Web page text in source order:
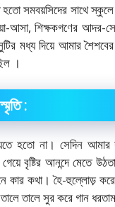
সমবয়সিদের সাথে
আসা, শিক্ষকগণের আদর-
মধ্য দিয়ে আমার
।
:
হতাে না। সেদিন আমার
গেয়ে বৃষ্টির আনন্দে মেতে
কার কথা। হৈ-হুল্লোড় করে
তালে তালে সুর করে গান